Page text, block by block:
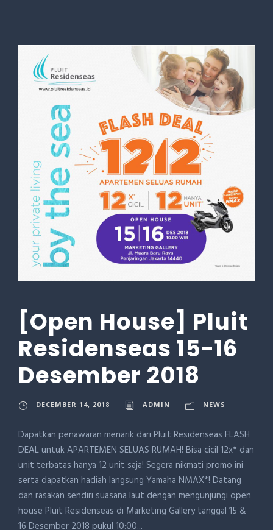
[Open House] Pluit
Residenseas 15-16
Desember 2018
DECEMBER 14, 2018 ADMIN NEWS
Dapatkan penawaran menarik dari Pluit Residenseas FLASH
DEAL untuk APARTEMEN SELUAS RUMAH! Bisa cicil 12x* dan
unit terbatas hanya 12 unit saja! Segera nikmati promo ini
serta dapatkan hadiah langsung Yamaha NMAX*! Datang
dan rasakan sendiri suasana laut dengan mengunjungi open
house Pluit Residenseas di Marketing Gallery tanggal 15 &
16 Desember 2018 pukul 10:00...